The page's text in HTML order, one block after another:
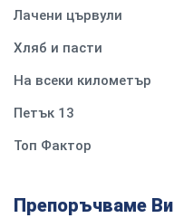
Лачени цървули
Хляб и пасти
На всеки километър
Петък 13
Топ Фактор
Препоръчваме Ви